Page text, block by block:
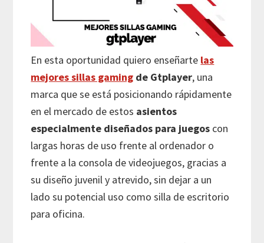
En esta oportunidad quiero enseñarte las
mejores sillas gaming de Gtplayer, una
marca que se está posicionando rápidamente
en el mercado de estos asientos
especialmente diseñados para juegos con
largas horas de uso frente al ordenador o
frente a la consola de videojuegos, gracias a
su diseño juvenil y atrevido, sin dejar a un
lado su potencial uso como silla de escritorio
para oficina.